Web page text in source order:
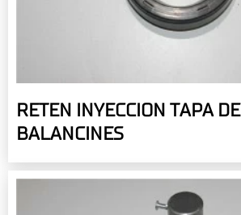
RETEN INYECCION TAPA DE
BALANCINES